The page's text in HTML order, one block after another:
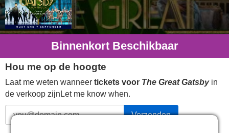
Binnenkort Beschikbaar
Hou me op de hoogte
Laat me weten wanneer tickets voor The Great Gatsbyin
de verkoop zijnLet me know when.
Verzenden